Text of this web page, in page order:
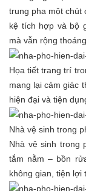
trung pha một chút
kệ tích hợp và bộ
mà vẫn rộng thoáng.
Họa tiết trang trí
mang lại cảm giác
hiện đại và tiện
Nhà vệ sinh trong
Nhà vệ sinh trong
tắm nằm – bồn
không gian, tiện lợi